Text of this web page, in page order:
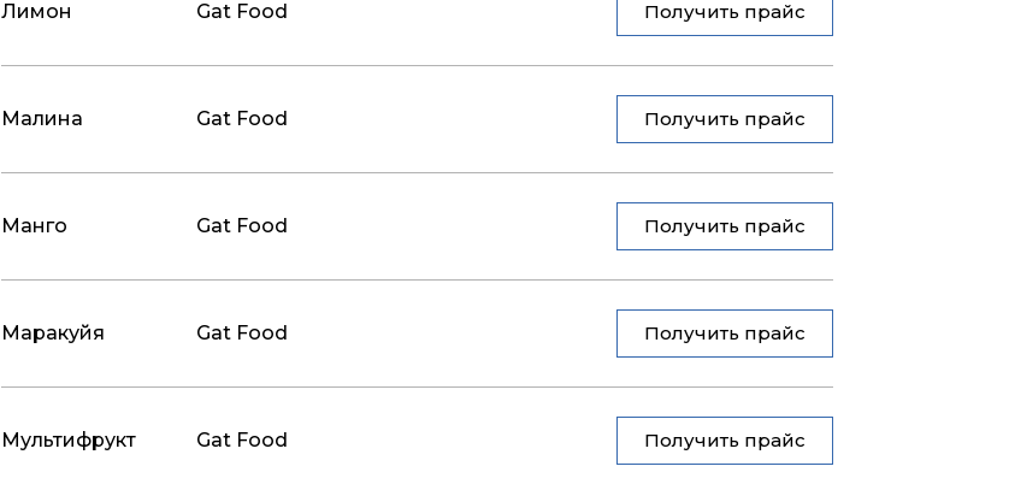
Лимон Gat Food Получить прайс
Малина Gat Food Получить прайс
Манго Gat Food Получить прайс
Маракуйя Gat Food Получить прайс
Мультифрукт Gat Food Получить прайс